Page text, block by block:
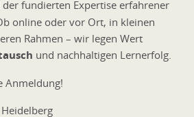
der fundierten Expertise erfahrener
online oder vor Ort, in kleinen
Rahmen – wir legen Wert
und nachhaltigen Lernerfolg.
Anmeldung!